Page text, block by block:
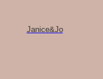
Janice&Jo